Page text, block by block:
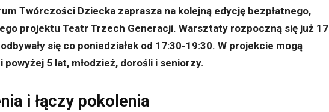
Twórczości Dziecka zaprasza na kolejną edycję bezpłatnego,
projektu Teatr Trzech Generacji. Warsztaty rozpoczną się już 17
się co poniedziałek od 17:30-19:30. W projekcie mogą
powyżej 5 lat, młodzież, dorośli i seniorzy.
i łączy pokolenia